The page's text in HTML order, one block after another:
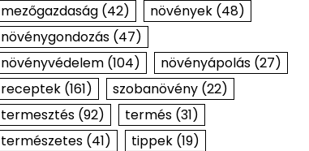
mezőgazdaság(42) növények(48)
növénygondozás(47)
növényvédelem(104) növényápolás(27)
receptek(161) szobanövény(22)
termesztés(92) termés(31)
természetes(41) tippek(19)